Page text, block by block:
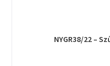
NYGR38/22 –